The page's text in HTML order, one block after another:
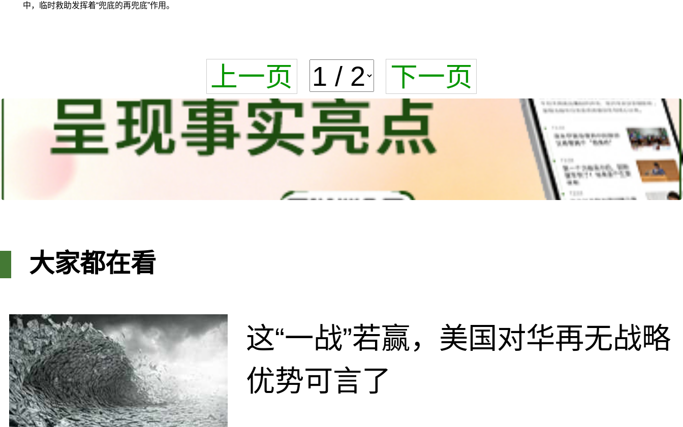
中，临时救助发挥着“兜底的再兜底”作用。
上一页 下一页
大家都在看
这“一战”若赢，美国对华再无战略
优势可言了